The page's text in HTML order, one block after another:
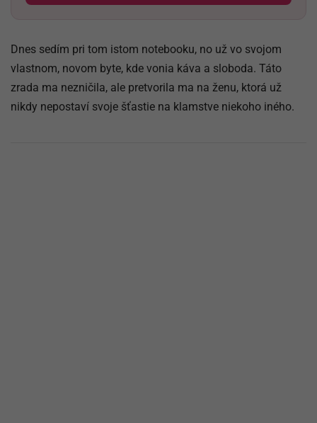
Dnes sedím pri tom istom notebooku, no už vo svojom
vlastnom, novom byte, kde vonia káva a sloboda. Táto
zrada ma nezničila, ale pretvorila ma na ženu, ktorá už
nikdy nepostaví svoje šťastie na klamstve niekoho iného.